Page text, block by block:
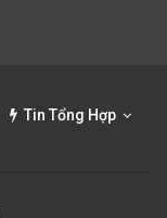
Tin Tổng Hợp